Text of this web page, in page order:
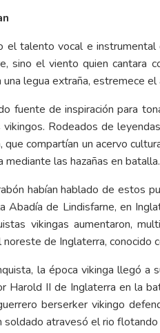
talento vocal e
sino el viento quien cantara
legua extraña, estremece el
fuente de inspiración para
Rodeados de
que compartían un acervo
las hazañas en batalla.
habían hablado de estos
de Lindisfarne, en
vikingas aumentaron,
de Inglaterra, conocido
la época vikinga llegó
Harold II de Inglaterra en la
berserker vikingo
atravesó el rio